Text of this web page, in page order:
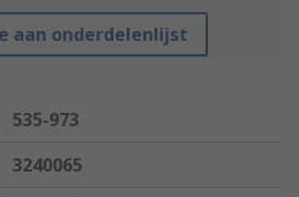
aan onderdelenlijst
535-973
3240065